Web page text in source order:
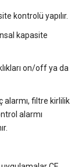
kontrolü yapılır.
kapasite
on/off ya da
alarmı, filtre kirlilik
alarmı